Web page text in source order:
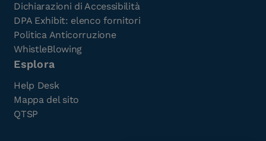
Dichiarazioni di Accessibilità
DPA Exhibit: elenco fornitori
Politica Anticorruzione
WhistleBlowing
Esplora
Help Desk
Mappa del sito
QTSP